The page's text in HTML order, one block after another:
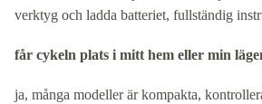
verktyg och ladda batteriet, fullständig
får cykeln plats i mitt hem eller min
ja, många modeller är kompakta,